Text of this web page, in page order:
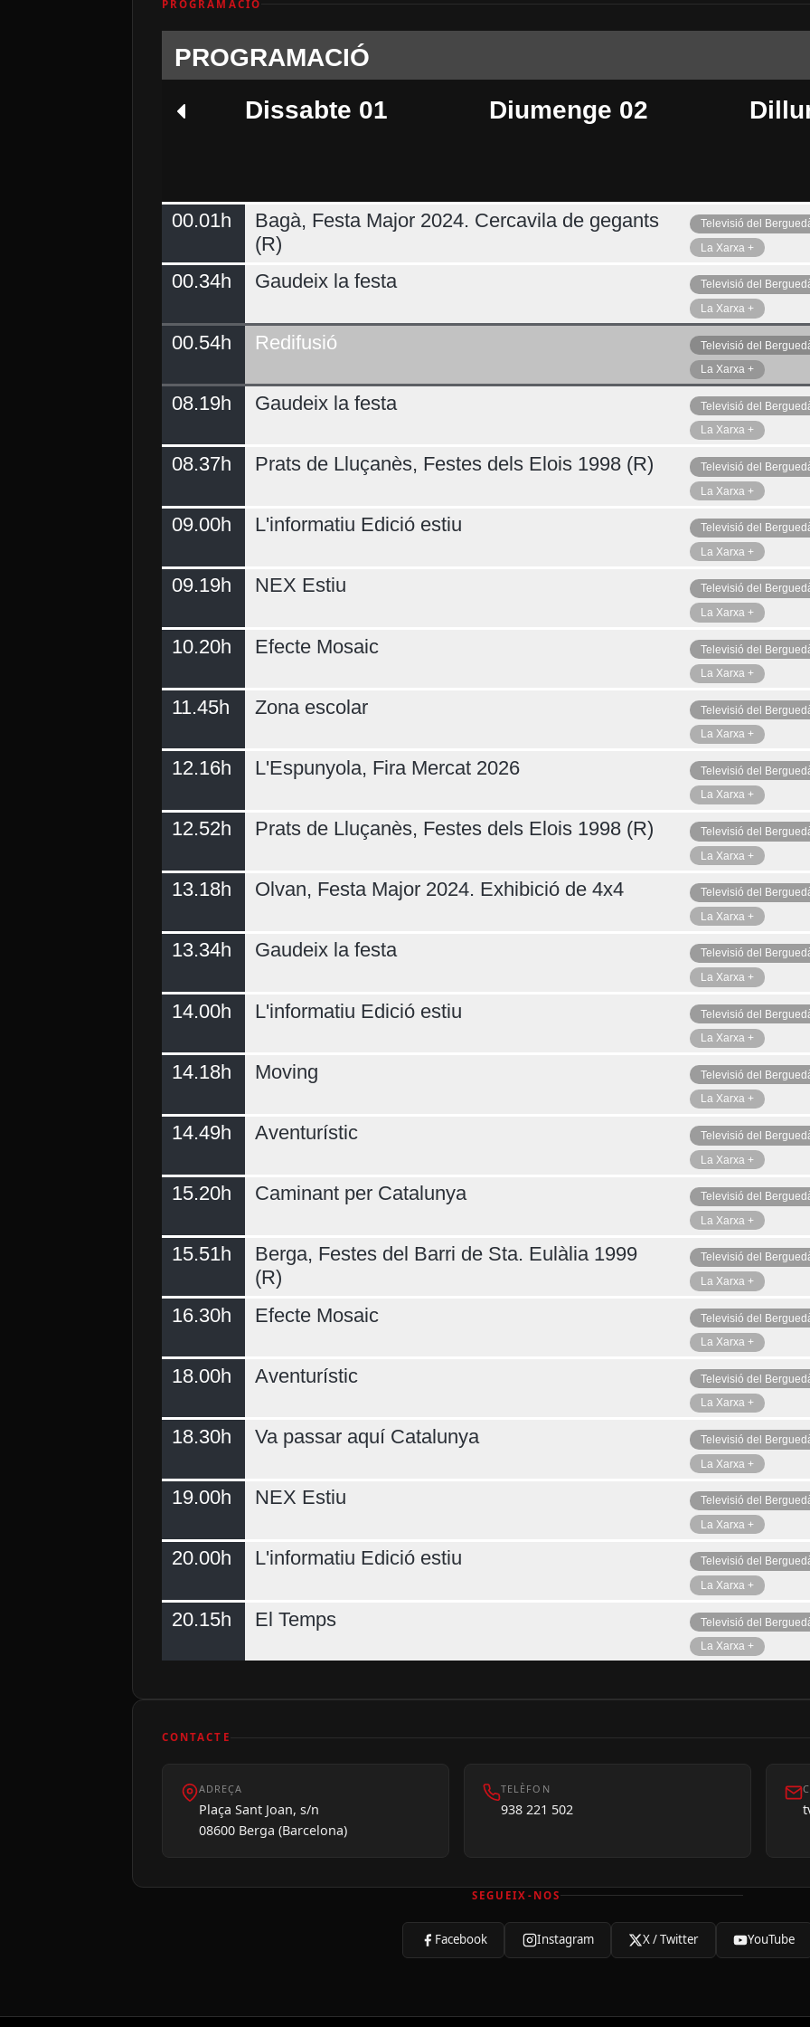
PROGRAMACIÓ
PROGRAMACIÓ
Dissabte 01
Diumenge 02
Dimarts 04 Dimecres 05 Ahir
00.01h
Bagà, Festa Major 2024. Cercavila de gegants
(R)
Televisió del
La Xarxa +
00.34h Gaudeix la festa
Televisió del
La Xarxa +
00.54h Redifusió
Televisió del
La Xarxa +
08.19h Gaudeix la festa
Televisió del
La Xarxa +
08.37h Prats de Lluçanès, Festes dels Elois 1998 (R)
Televisió del
La Xarxa +
09.00h L'informatiu Edició estiu
Televisió del
La Xarxa +
09.19h NEX Estiu
Televisió del
La Xarxa +
10.20h Efecte Mosaic
Televisió del
La Xarxa +
11.45h Zona escolar
Televisió del
La Xarxa +
12.16h L'Espunyola, Fira Mercat 2026
Televisió del
La Xarxa +
12.52h Prats de Lluçanès, Festes dels Elois 1998 (R)
Televisió del
La Xarxa +
13.18h Olvan, Festa Major 2024. Exhibició de 4x4
Televisió del
La Xarxa +
13.34h Gaudeix la festa
Televisió del
La Xarxa +
14.00h L'informatiu Edició estiu
Televisió del
La Xarxa +
14.18h Moving
Televisió del
La Xarxa +
14.49h Aventurístic
Televisió del
La Xarxa +
15.20h Caminant per Catalunya
Televisió del
La Xarxa +
15.51h
Berga, Festes del Barri de Sta. Eulàlia 1999
(R)
Televisió del
La Xarxa +
16.30h Efecte Mosaic
Televisió del
La Xarxa +
18.00h Aventurístic
Televisió del
La Xarxa +
18.30h Va passar aquí Catalunya
Televisió del
La Xarxa +
19.00h NEX Estiu
Televisió del
La Xarxa +
20.00h L'informatiu Edició estiu
Televisió del
La Xarxa +
20.15h El Temps
Televisió del
La Xarxa +
CONTACTE
ADREÇA
Plaça Sant Joan, s/n
08600 Berga (Barcelona)
TELÈFON
938 221 502
SEGUEIX-NOS
Facebook Instagram X / Twitter YouTube